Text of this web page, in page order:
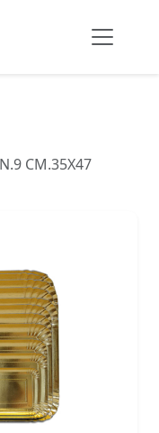
CM.35X47